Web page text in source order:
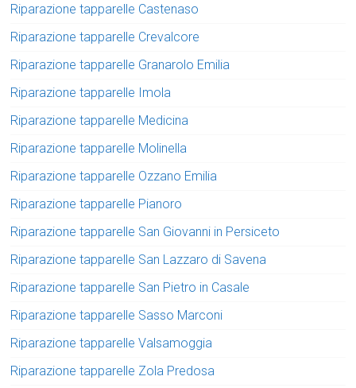
Riparazione tapparelle Castenaso
Riparazione tapparelle Crevalcore
Riparazione tapparelle Granarolo Emilia
Riparazione tapparelle Imola
Riparazione tapparelle Medicina
Riparazione tapparelle Molinella
Riparazione tapparelle Ozzano Emilia
Riparazione tapparelle Pianoro
Riparazione tapparelle San Giovanni in Persiceto
Riparazione tapparelle San Lazzaro di Savena
Riparazione tapparelle San Pietro in Casale
Riparazione tapparelle Sasso Marconi
Riparazione tapparelle Valsamoggia
Riparazione tapparelle Zola Predosa